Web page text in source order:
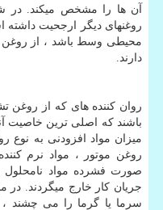
آن ها را مشخص میکند. در
روغنهای دیگر ارجحیت
محیطی وسط باشد ، از روغن
دارند.
روان کننده های که از روغن
باشند که اصلی ترین خاصیت
میزان مواد افزودنی به نوع
روغن موتور ، مواد نرم
صورت فشرده مواد نامحلول
جریان کار خارج میگردند. در
سرما یا گرما را می چشند ،